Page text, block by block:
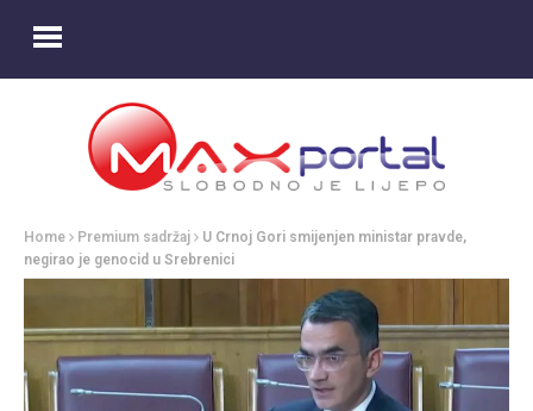
Home Premium sadržaj
U Crnoj Gori smijenjen ministar pravde,
negirao je genocid u Srebrenici